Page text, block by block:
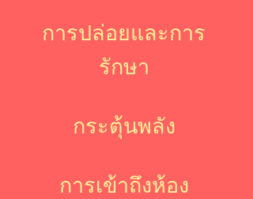
การปล่อยและการ
รักษา
กระตุ้นพลัง
การเข้าถึงห้อง